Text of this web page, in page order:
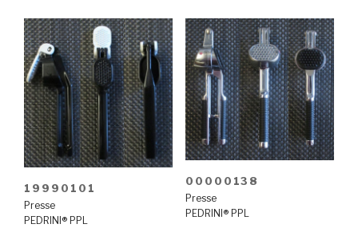
19990101
Presse
PEDRINI® PPL
00000138
Presse
PEDRINI® PPL